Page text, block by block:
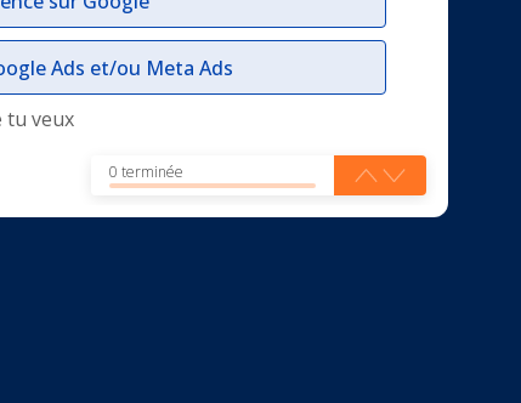
Ads et/ou Meta Ads
tu veux
0 terminée